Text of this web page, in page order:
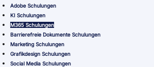
Adobe Schulungen
KI Schulungen
M365 Schulungen
Barrierefreie Dokumente Schulungen
Marketing Schulungen
Grafikdesign Schulungen
Social Media Schulungen